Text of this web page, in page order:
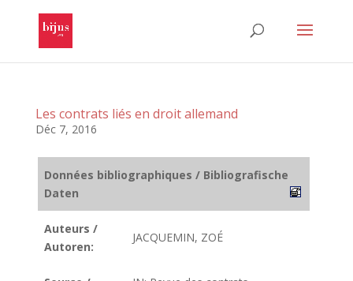
Les contrats liés en droit allemand
Déc 7, 2016
Données bibliographiques / Bibliografische
Daten
Auteurs /
Autoren:
JACQUEMIN, ZOÉ